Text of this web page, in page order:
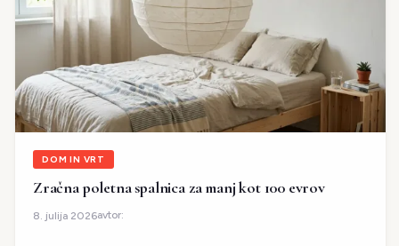
DOM IN VRT
Zračna poletna spalnica za manj kot 100 evrov
8. julija 2026avtor: